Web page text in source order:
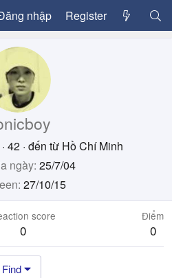
nhập Register
· 42 · đến từ Hồ Chí Minh
ngày 25/7/04
27/10/15
score
0
Điểm
0
Find